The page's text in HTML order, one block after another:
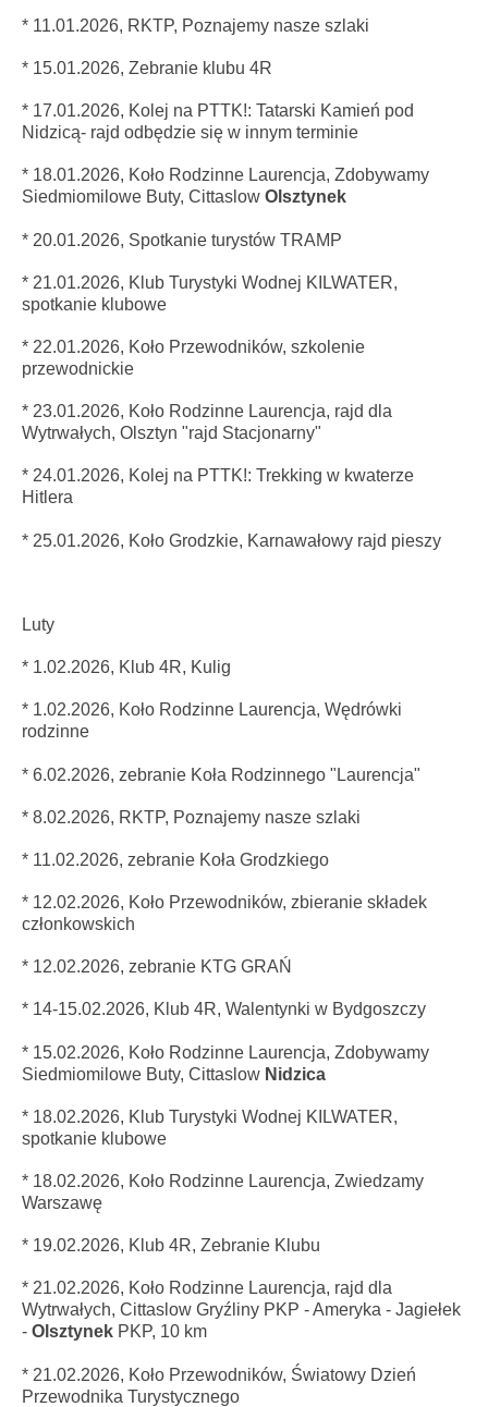
* 11.01.2026, RKTP, Poznajemy nasze szlaki
* 15.01.2026, Zebranie klubu 4R
* 17.01.2026, Kolej na PTTK!: Tatarski Kamień pod
Nidzicą- rajd odbędzie się w innym terminie
* 18.01.2026, Koło Rodzinne Laurencja, Zdobywamy
Siedmiomilowe Buty, Cittaslow Olsztynek
* 20.01.2026, Spotkanie turystów TRAMP
* 21.01.2026, Klub Turystyki Wodnej KILWATER,
spotkanie klubowe
* 22.01.2026, Koło Przewodników, szkolenie
przewodnickie
* 23.01.2026, Koło Rodzinne Laurencja, rajd dla
Wytrwałych, Olsztyn "rajd Stacjonarny"
* 24.01.2026, Kolej na PTTK!: Trekking w kwaterze
Hitlera
* 25.01.2026, Koło Grodzkie, Karnawałowy rajd pieszy
Luty
* 1.02.2026, Klub 4R, Kulig
* 1.02.2026, Koło Rodzinne Laurencja, Wędrówki
rodzinne
* 6.02.2026, zebranie Koła Rodzinnego "Laurencja"
* 8.02.2026, RKTP, Poznajemy nasze szlaki
* 11.02.2026, zebranie Koła Grodzkiego
* 12.02.2026, Koło Przewodników, zbieranie składek
członkowskich
* 12.02.2026, zebranie KTG GRAŃ
* 14-15.02.2026, Klub 4R, Walentynki w Bydgoszczy
* 15.02.2026, Koło Rodzinne Laurencja, Zdobywamy
Siedmiomilowe Buty, Cittaslow Nidzica
* 18.02.2026, Klub Turystyki Wodnej KILWATER,
spotkanie klubowe
* 18.02.2026, Koło Rodzinne Laurencja, Zwiedzamy
Warszawę
* 19.02.2026, Klub 4R, Zebranie Klubu
* 21.02.2026, Koło Rodzinne Laurencja, rajd dla
Wytrwałych, Cittaslow Gryźliny PKP - Ameryka - Jagiełek
- Olsztynek PKP, 10 km
* 21.02.2026, Koło Przewodników, Światowy Dzień
Przewodnika Turystycznego